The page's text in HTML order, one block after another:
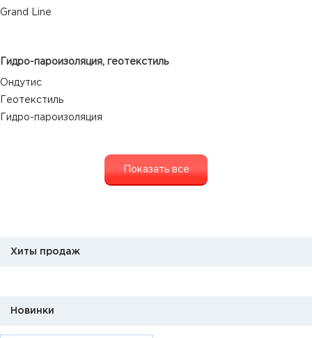
Grand Line
Гидро-пароизоляция, геотекстиль
Ондутис
Геотекстиль
Гидро-пароизоляция
Показать все
Хиты продаж
Новинки